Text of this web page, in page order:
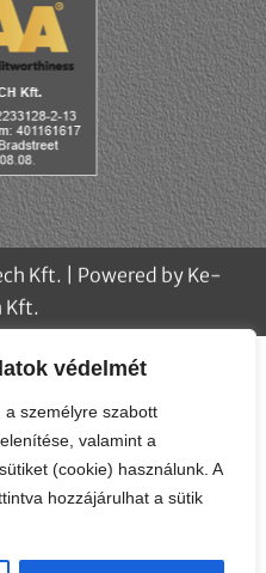
védelmét
a személyre szabott
valamint a
(cookie) használunk. A
hozzájárulhat a sütik
Az összes elfogadása
Kft. | Powered by Ke-
Kft.